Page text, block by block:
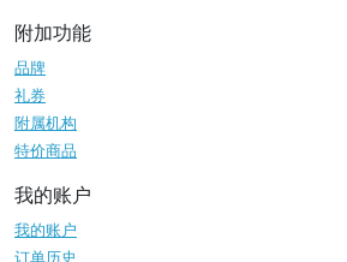
附加功能
品牌
礼券
附属机构
特价商品
我的账户
我的账户
订单历史